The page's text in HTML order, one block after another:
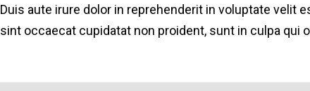
Duis aute irure dolor in reprehenderit in voluptate velit
sint occaecat cupidatat non proident, sunt in culpa qui